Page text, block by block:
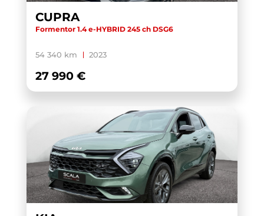
CUPRA
Formentor 1.4 e-HYBRID 245 ch DSG6
54 340 km 2023
27 990 €